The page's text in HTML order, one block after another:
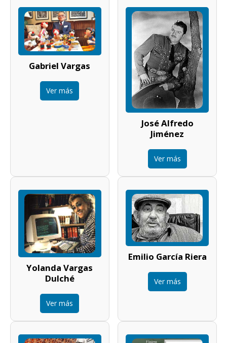
Gabriel Vargas
Ver más
José Alfredo
Jiménez
Ver más
Yolanda Vargas
Dulché
Ver más
Emilio García Riera
Ver más